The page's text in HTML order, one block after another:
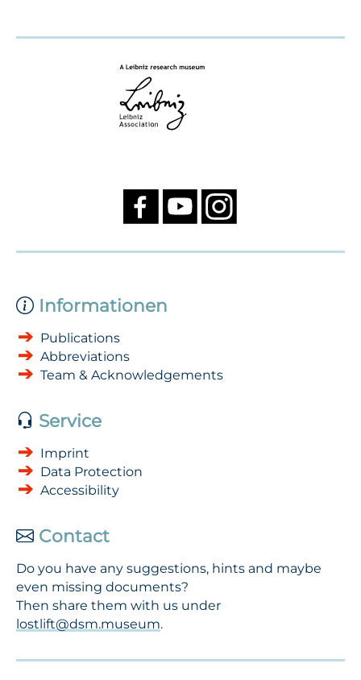
Informationen
Publications
Abbreviations
Team & Acknowledgements
Service
Imprint
Data Protection
Accessibility
Contact
Do you have any suggestions, hints and maybe
even missing documents?
Then share them with us under
lostlift@dsm.museum.